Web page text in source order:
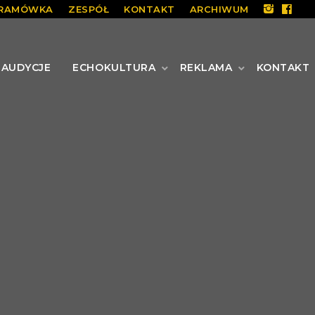
ZESPÓŁ KONTAKT ARCHIWUM
AUDYCJE ECHOKULTURA REKLAMA KONTAKT